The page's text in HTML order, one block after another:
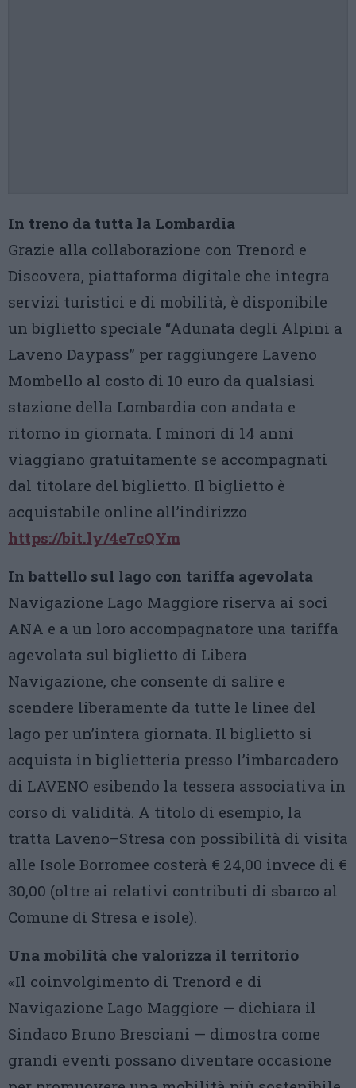
In treno da tutta la Lombardia
Grazie alla collaborazione con Trenord e
Discovera, piattaforma digitale che integra
servizi turistici e di mobilità, è disponibile
un biglietto speciale “Adunata degli Alpini a
Laveno Daypass” per raggiungere Laveno
Mombello al costo di 10 euro da qualsiasi
stazione della Lombardia con andata e
ritorno in giornata. I minori di 14 anni
viaggiano gratuitamente se accompagnati
dal titolare del biglietto. Il biglietto è
acquistabile online all’indirizzo
https://bit.ly/4e7cQYm
In battello sul lago con tariffa agevolata
Navigazione Lago Maggiore riserva ai soci
ANA e a un loro accompagnatore una tariffa
agevolata sul biglietto di Libera
Navigazione, che consente di salire e
scendere liberamente da tutte le linee del
lago per un’intera giornata. Il biglietto si
acquista in biglietteria presso l’imbarcadero
di LAVENO esibendo la tessera associativa in
corso di validità. A titolo di esempio, la
tratta Laveno–Stresa con possibilità di visita
alle Isole Borromee costerà € 24,00 invece di €
30,00 (oltre ai relativi contributi di sbarco al
Comune di Stresa e isole).
Una mobilità che valorizza il territorio
«Il coinvolgimento di Trenord e di
Navigazione Lago Maggiore — dichiara il
Sindaco Bruno Bresciani — dimostra come
grandi eventi possano diventare occasione